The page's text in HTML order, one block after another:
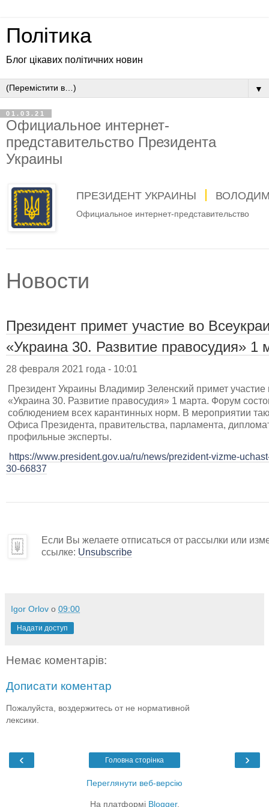
Політика
Блог цікавих політичних новин
▼
01.03.21
Официальное интернет-
представительство Президента
Украины
ПРЕЗИДЕНТ УКРАИНЫ
Официальное интернет-представительство
Новости
Президент примет участие во
«Украина 30. Развитие правосудия» 1
28 февраля 2021 года - 10:01
Президент Украины Владимир Зеленский примет
«Украина 30. Развитие правосудия» 1 марта. Форум
соблюдением всех карантинных норм. В мероприятии
Офиса Президента, правительства, парламента,
профильные эксперты.
https://www.president.gov.ua/ru/news/prezident-vizme-
30-66837
Если Вы желаете отписаться от рассылки или
ссылке: Unsubscribe
Igor Orlov о 09:00
Надати доступ
Немає коментарів:
Дописати коментар
Пожалуйста, воздержитесь от не нормативной
лексики.
‹ ›
Головна сторінка
Переглянути веб-версію
На платформі Blogger.